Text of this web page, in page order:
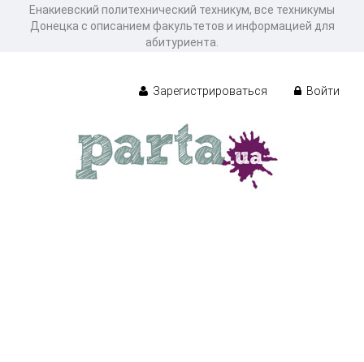
Енакиевский политехнический техникум, все техникумы
Донецка с описанием факультетов и информацией для
абитуриента.
Зарегистрироваться Войти